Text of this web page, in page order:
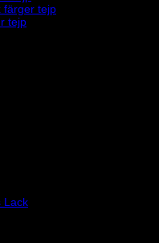
färger tejp
tejp
Lack